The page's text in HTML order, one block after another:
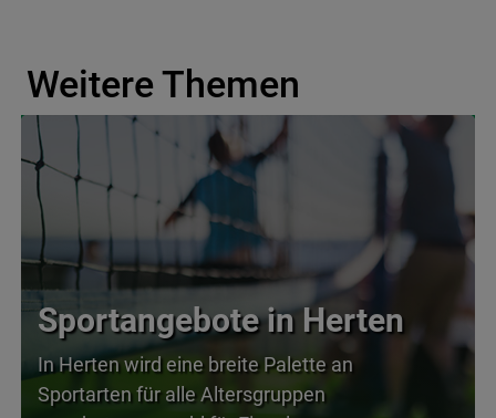
Weitere Themen
Sportangebote in Herten
In Herten wird eine breite Palette an
Sportarten für alle Altersgruppen